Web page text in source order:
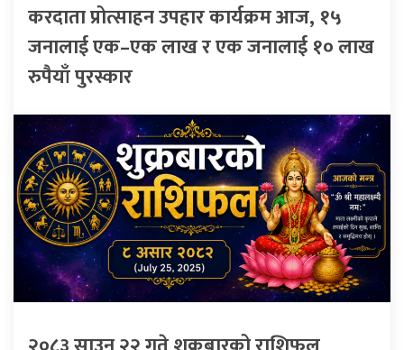
करदाता प्रोत्साहन उपहार कार्यक्रम आज, १५
जनालाई एक–एक लाख र एक जनालाई १० लाख
रुपैयाँ पुरस्कार